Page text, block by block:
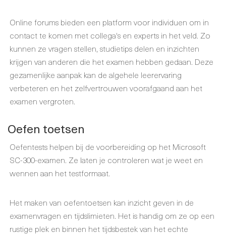
Online forums bieden een platform voor individuen om in
contact te komen met collega's en experts in het veld. Zo
kunnen ze vragen stellen, studietips delen en inzichten
krijgen van anderen die het examen hebben gedaan. Deze
gezamenlijke aanpak kan de algehele leerervaring
verbeteren en het zelfvertrouwen voorafgaand aan het
examen vergroten.
Oefen toetsen
Oefentests helpen bij de voorbereiding op het Microsoft
SC-300-examen. Ze laten je controleren wat je weet en
wennen aan het testformaat.
Het maken van oefentoetsen kan inzicht geven in de
examenvragen en tijdslimieten. Het is handig om ze op een
rustige plek en binnen het tijdsbestek van het echte